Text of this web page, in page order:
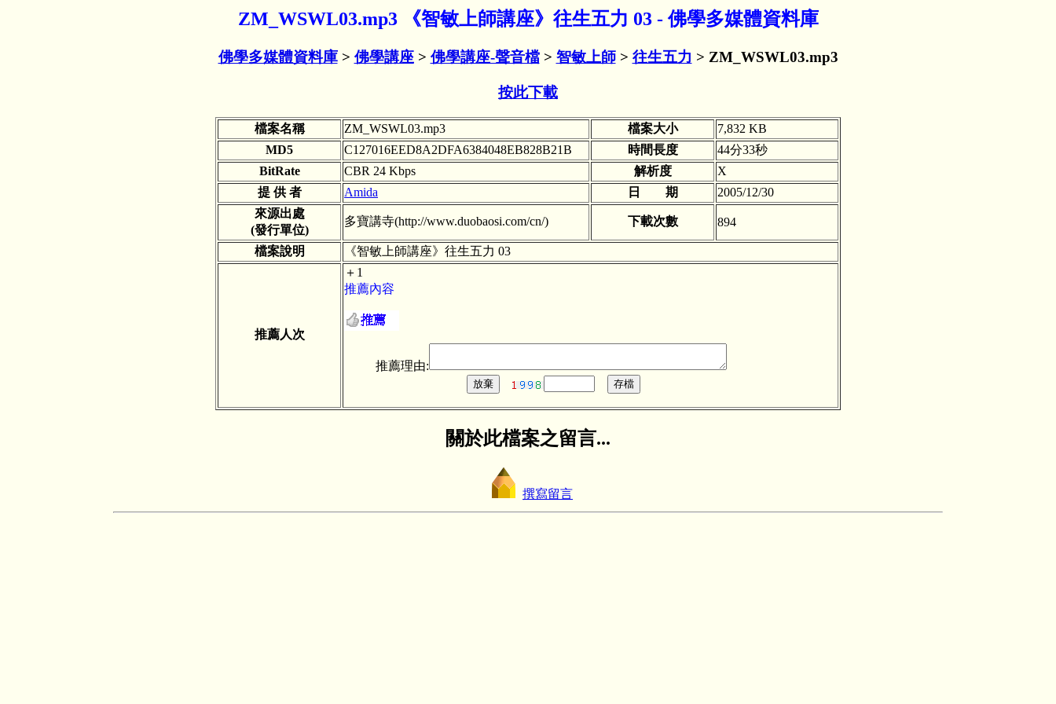
ZM_WSWL03.mp3 《智敏上師講座》往生五力 03 - 佛學多媒體資料庫
佛學多媒體資料庫> 佛學講座> 佛學講座-聲音檔> 智敏上師> 往生五力 > ZM_WSWL03.mp3
按此下載
檔案名稱 ZM_WSWL03.mp3 檔案大小
7,832 KB
MD5
C127016EED8A2DFA6384048EB828B21B 時間長度
44分33秒
BitRate
CBR 24 Kbps 解析度
X
提 供 者
Amida 日 期
2005/12/30
來源出處
(發行單位)
多寶講寺(http://www.duobaosi.com/cn/) 下載次數 894
檔案說明 《智敏上師講座》往生五力 03
推薦人次
＋1
推薦內容
推薦理由:
關於此檔案之留言...
撰寫留言